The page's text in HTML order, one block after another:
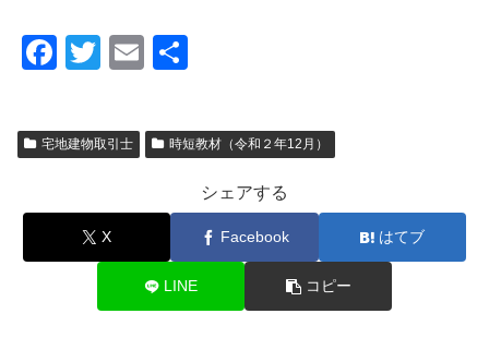
F
c
e
o
o
T
tt
er
E
ail
宅地建物取引士 時短教材（令和２年12月）
シェアする
X Facebook はてブ
LINE コピー